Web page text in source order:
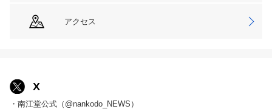
アクセス
X
・南江堂公式（@nankodo_NEWS）